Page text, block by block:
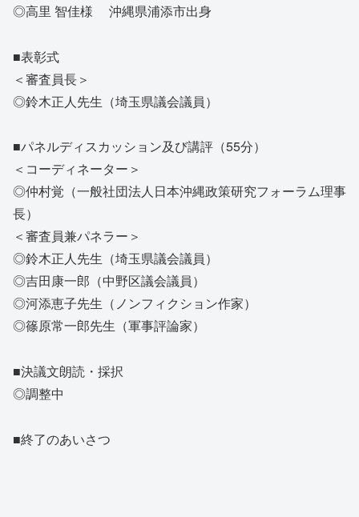
◎高里 智佳様 沖縄県浦添市出身
■表彰式
＜審査員長＞
◎鈴木正人先生（埼玉県議会議員）
■パネルディスカッション及び講評（55分）
＜コーディネーター＞
◎仲村覚（一般社団法人日本沖縄政策研究フォーラム理事
長）
＜審査員兼パネラー＞
◎鈴木正人先生（埼玉県議会議員）
◎吉田康一郎（中野区議会議員）
◎河添恵子先生（ノンフィクション作家）
◎篠原常一郎先生（軍事評論家）
■決議文朗読・採択
◎調整中
■終了のあいさつ